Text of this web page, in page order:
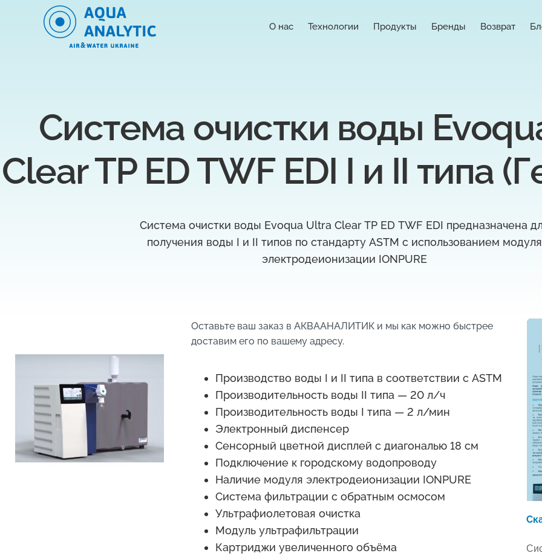
О нас Технологии Продукты Бренды Возврат
Система очистки воды
Clear TP ED TWF EDI I и II типа
Система очистки воды Evoqua Ultra Clear TP ED TWF EDI предназначена
получения воды I и II типов по стандарту ASTM с использованием модуля
электродеионизации IONPURE
Оставьте ваш заказ в АКВААНАЛИТИК и мы как можно быстрее
доставим его по вашему адресу.
Производство воды I и II типа в соответствии с ASTM
Производительность воды II типа — 20 л/ч
Производительность воды I типа — 2 л/мин
Электронный диспенсер
Сенсорный цветной дисплей с диагональю 18 см
Подключение к городскому водопроводу
Наличие модуля электродеионизации IONPURE
Система фильтрации с обратным осмосом
Ультрафиолетовая очистка
Модуль ультрафильтрации
Картриджи увеличенного объёма